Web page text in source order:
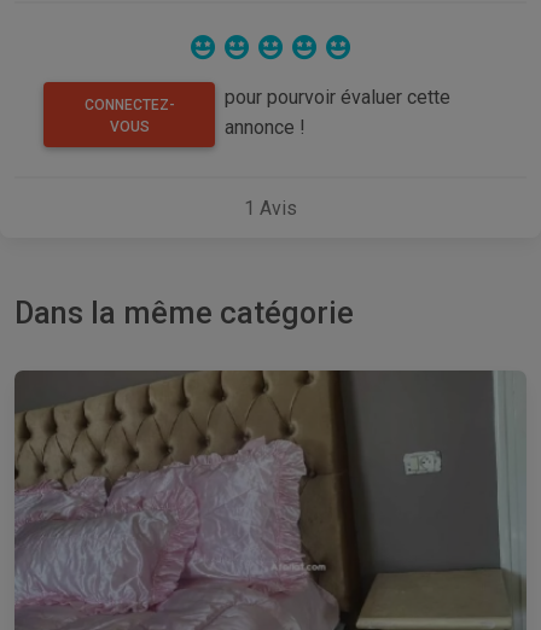
CONNECTEZ-
VOUS
pour pourvoir évaluer cette
annonce !
1 Avis
Dans la même catégorie